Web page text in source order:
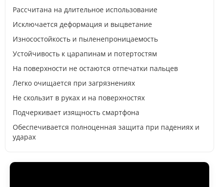
Рассчитана на длительное использование
Исключается деформация и выцветание
Износостойкость и пыленепроницаемость
Устойчивость к царапинам и потертостям
На поверхности не остаются отпечатки пальцев
Легко очищается при загрязнениях
Не скользит в руках и на поверхностях
Подчеркивает изящность смартфона
Обеспечивается полноценная защита при падениях и
ударах